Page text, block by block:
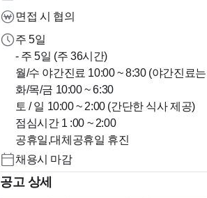
면접 시 협의
주 5일
- 주 5일 (주 36시간)
월/수 야간진료 10:00 ~ 8:30 (야간진료
화/목/금 10:00 ~ 6:30
토 / 일 10:00 ~ 2:00 (간단한 식사 제공)
점심시간 1 :00 ~ 2:00
공휴일,대체공휴일 휴진
채용시 마감
공고 상세